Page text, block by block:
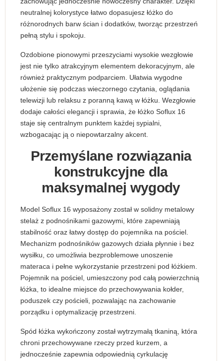
neutralnej kolorystyce łatwo dopasujesz łóżko do
różnorodnych barw ścian i dodatków, tworząc przestrzeń
pełną stylu i spokoju.
Ozdobione pionowymi przeszyciami wysokie wezgłowie
jest nie tylko atrakcyjnym elementem dekoracyjnym, ale
również praktycznym podparciem. Ułatwia wygodne
ułożenie się podczas wieczornego czytania, oglądania
telewizji lub relaksu z poranną kawą w łóżku. Wezgłowie
dodaje całości elegancji i sprawia, że łóżko Soflux 16
staje się centralnym punktem każdej sypialni,
wzbogacając ją o niepowtarzalny akcent.
Przemyślane rozwiązania
konstrukcyjne dla
maksymalnej wygody
Model Soflux 16 wyposażony został w solidny metalowy
stelaż z podnośnikami gazowymi, które zapewniają
stabilność oraz łatwy dostęp do pojemnika na pościel.
Mechanizm podnośników gazowych działa płynnie i bez
wysiłku, co umożliwia bezproblemowe unoszenie
materaca i pełne wykorzystanie przestrzeni pod łóżkiem.
Pojemnik na pościel, umieszczony pod całą powierzchnią
łóżka, to idealne miejsce do przechowywania kołder,
poduszek czy pościeli, pozwalając na zachowanie
porządku i optymalizację przestrzeni.
Spód łóżka wykończony został wytrzymałą tkaniną, która
chroni przechowywane rzeczy przed kurzem, a
jednocześnie zapewnia odpowiednią cyrkulację